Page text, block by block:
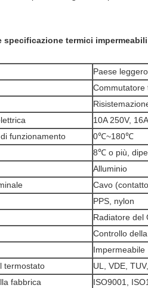
specificazione termici
Paese
Commutatore
10A 250V,
funzionamento
0℃~180℃
8℃ o più,
Alluminio
Cavo
PPS, nylon
Radiatore del
Controllo
Impermeabile
termostato
UL, VDE,
fabbrica
ISO9001,